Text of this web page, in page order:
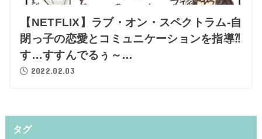
【NETFLIX】ラブ・オン・スペクトラム-自
閉っ子の恋愛とコミュニケーションを指導⁈
す…すすんでるぅ～…
2022.02.03
タグ